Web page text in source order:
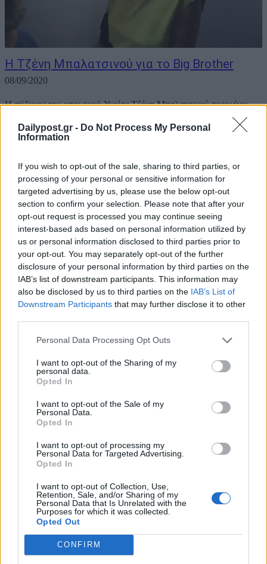
Dailypost.gr - Do Not Process My Personal
Information
If you wish to opt-out of the sale, sharing to third parties, or
processing of your personal or sensitive information for
targeted advertising by us, please use the below opt-out
section to confirm your selection. Please note that after your
opt-out request is processed you may continue seeing
interest-based ads based on personal information utilized by
us or personal information disclosed to third parties prior to
your opt-out. You may separately opt-out of the further
disclosure of your personal information by third parties on the
IAB’s list of downstream participants. This information may
also be disclosed by us to third parties on the IAB’s List of
Downstream Participants that may further disclose it to other
Personal Data Processing Opt Outs
I want to opt-out of the Sharing of my
personal data.
Opted In
I want to opt-out of the Sale of my
Personal Data.
Opted In
I want to opt-out of processing my
Personal Data for Targeted Advertising.
Opted In
I want to opt-out of Collection, Use,
Retention, Sale, and/or Sharing of my
Personal Data that Is Unrelated with the
Purposes for which it was collected.
Opted Out
CONFIRM
Η Τζένη Μπαλατσινού για το Big Brother
08/09/2020
Η σύζυγος του υπουργού Υγείας Τζένη Μπαλατσινού περιμένει
τον γιο της με τον Βασίλη Κικίλια αλλά δεν σταματά να είναι
ανήσυχη. Η υπόθεση Big Brother την συγκλόνισε και έγραψε
αναλυτικά την άποψή της στο jenny.gr. Αναλυτικότερα γράφει: Η
Ο «ερωτισμός» στη… ρωμαϊκή αρένα με τα
θηρία!
08/09/2020
Του Θανάση Κ. Από προχθές συζητάμε τον τηλεοπτικό «Μεγάλο
Αδελφό». Του γίνεται έτσι – έστω και αρνητική – διαφήμιση…
Πρόκειται για μια αθλιότητα, όπου ένα βλάκας, από τους
γυναίκα τη μέρα για να… αδειάζει,...
ΡΟΗ ΕΙΔΗΣΕΩΝ